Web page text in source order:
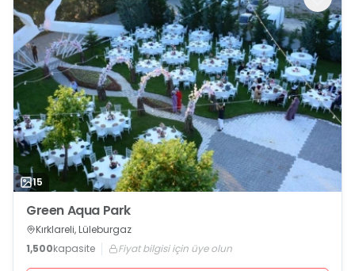
15
Green Aqua Park
Kırklareli, Lüleburgaz
1,500kapasite Fiyat bilgisi için üye olun